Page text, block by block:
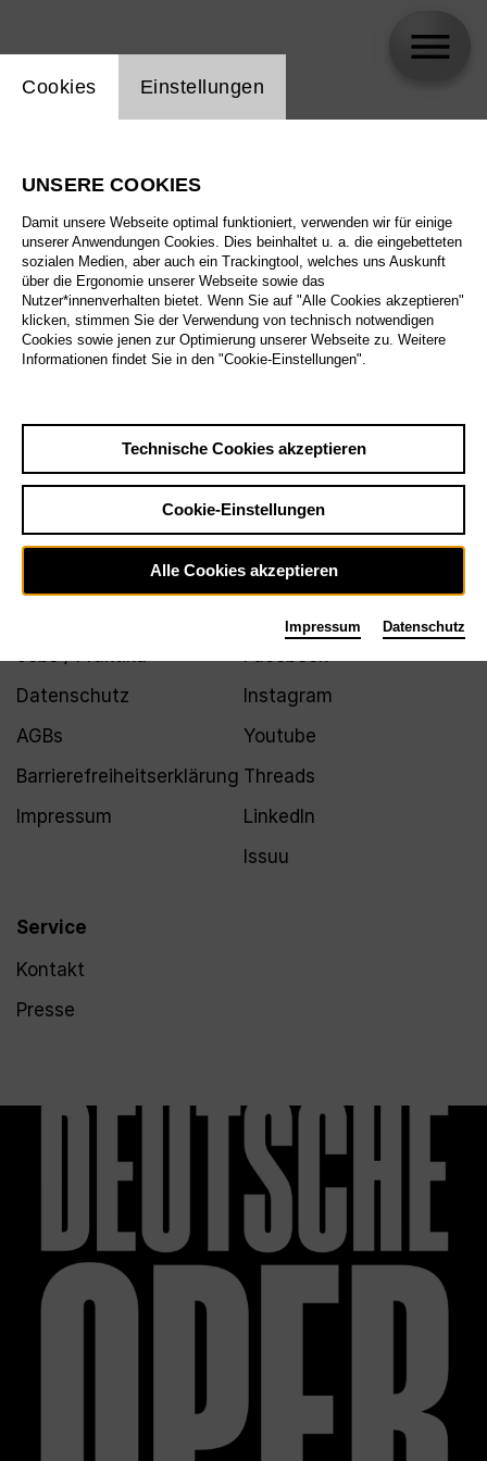
Biographie
Spielplan
Jobs / Praktika
Datenschutz
AGBs
Barrierefreiheitserklärung
Impressum
Service
Kontakt
Presse
Facebook
Instagram
Youtube
Threads
LinkedIn
Issuu
Einstellung Website Cookie
Cookies Einstellungen
UNSERE COOKIES
Damit unsere Webseite optimal funktioniert, verwenden wir für einige
unserer Anwendungen Cookies. Dies beinhaltet u. a. die eingebetteten
sozialen Medien, aber auch ein Trackingtool, welches uns Auskunft
über die Ergonomie unserer Webseite sowie das
Nutzer*innenverhalten bietet. Wenn Sie auf "Alle Cookies akzeptieren"
klicken, stimmen Sie der Verwendung von technisch notwendigen
Cookies sowie jenen zur Optimierung unserer Webseite zu. Weitere
Informationen findet Sie in den "Cookie-Einstellungen".
Technische Cookies akzeptieren
Cookie-Einstellungen
Alle Cookies akzeptieren
Impressum Datenschutz